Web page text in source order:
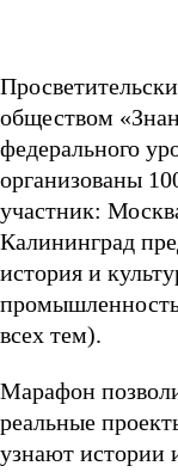
обществом
федерального
организованы
участник:
Калининград
история и
всех тем).
Марафон
реальные
узнают истории